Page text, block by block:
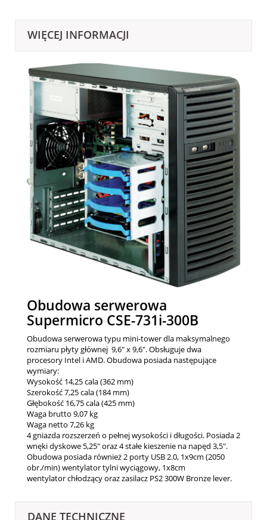
WIĘCEJ INFORMACJI
Obudowa serwerowa
Supermicro CSE-731i-300B
Obudowa serwerowa typu mini-tower dla maksymalnego
rozmiaru płyty głównej 9,6" x 9,6". Obsługuje dwa
procesory Intel i AMD. Obudowa posiada następujące
wymiary:
Wysokość 14,25 cala (362 mm)
Szerokość 7,25 cala (184 mm)
Głębokość 16,75 cala (425 mm)
Waga brutto 9,07 kg
Waga netto 7,26 kg
4 gniazda rozszerzeń o pełnej wysokości i długości. Posiada 2
wnęki dyskowe 5,25" oraz 4 stałe kieszenie na napęd 3,5".
Obudowa posiada również 2 porty USB 2.0, 1x9cm (2050
obr./min) wentylator tylni wyciągowy, 1x8cm
wentylator chłodzący oraz zasilacz PS2 300W Bronze lever.
DANE TECHNICZNE